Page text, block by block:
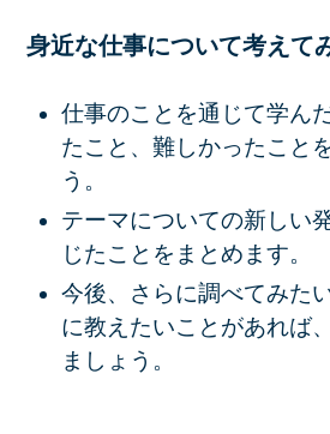
身近な仕事について考えて
仕事のことを通じて学ん
たこと、難しかったこと
う。
テーマについての新しい
じたことをまとめます。
今後、さらに調べてみた
に教えたいことがあれば
ましょう。